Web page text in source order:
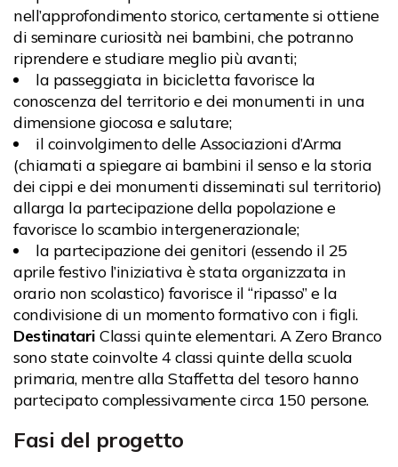
nell’approfondimento storico, certamente si ottiene
di seminare curiosità nei bambini, che potranno
riprendere e studiare meglio più avanti;
la passeggiata in bicicletta favorisce la
conoscenza del territorio e dei monumenti in una
dimensione giocosa e salutare;
il coinvolgimento delle Associazioni d’Arma
(chiamati a spiegare ai bambini il senso e la storia
dei cippi e dei monumenti disseminati sul territorio)
allarga la partecipazione della popolazione e
favorisce lo scambio intergenerazionale;
la partecipazione dei genitori (essendo il 25
aprile festivo l’iniziativa è stata organizzata in
orario non scolastico) favorisce il “ripasso” e la
condivisione di un momento formativo con i figli.
Destinatari Classi quinte elementari. A Zero Branco
sono state coinvolte 4 classi quinte della scuola
primaria, mentre alla Staffetta del tesoro hanno
partecipato complessivamente circa 150 persone.
Fasi del progetto